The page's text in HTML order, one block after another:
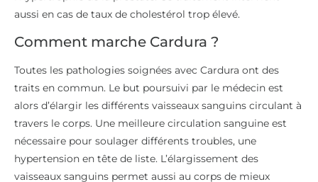
aussi en cas de taux de cholestérol trop élevé.
Comment marche Cardura ?
Toutes les pathologies soignées avec Cardura ont des
traits en commun. Le but poursuivi par le médecin est
alors d’élargir les différents vaisseaux sanguins circulant à
travers le corps. Une meilleure circulation sanguine est
nécessaire pour soulager différents troubles, une
hypertension en tête de liste. L’élargissement des
vaisseaux sanguins permet aussi au corps de mieux